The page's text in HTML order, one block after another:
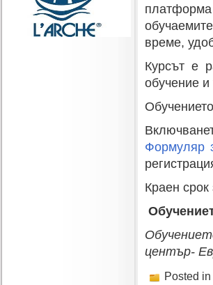
време,
Курсът е
обучение и
Формуляр
Краен
център-
Posted in